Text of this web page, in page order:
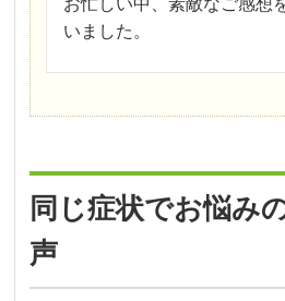
いました。
同じ症状でお悩み
声